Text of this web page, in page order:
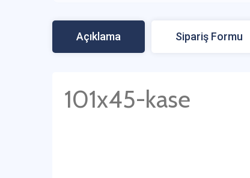
Açıklama Sipariş Formu
101x45-kase